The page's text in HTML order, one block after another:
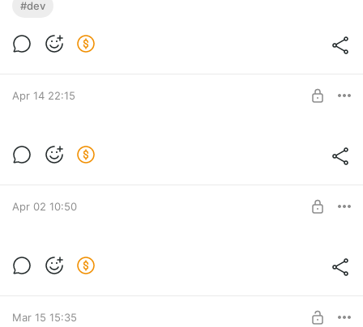
#dev
Apr 14 22:15
Apr 02 10:50
Mar 15 15:35